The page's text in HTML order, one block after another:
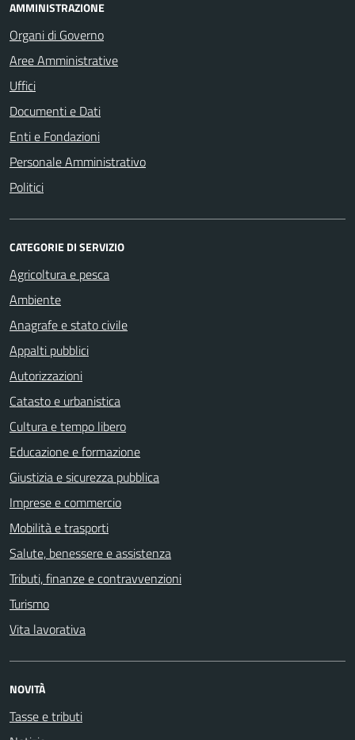
Educazione e formazione
Giustizia e sicurezza pubblica
Imprese e commercio
Mobilità e trasporti
Salute, benessere e assistenza
Tributi, finanze e contravvenzioni
Turismo
Vita lavorativa
NOVITÀ
Tasse e tributi
Notizie
Comunicati
Avvisi
VIVERE IL COMUNE
Eventi
Luoghi
Il Territorio
Galleria Fotografica
Galleria Video
Attività economiche e Servizi
Associazioni e Comitati
CONTATTI E RECAPITI
Fax:0121.541232
Codice Fiscale: